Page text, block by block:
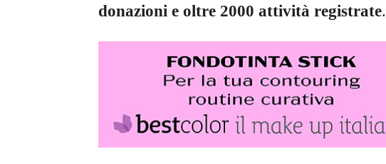
donazioni e oltre 2000 attività registrate.